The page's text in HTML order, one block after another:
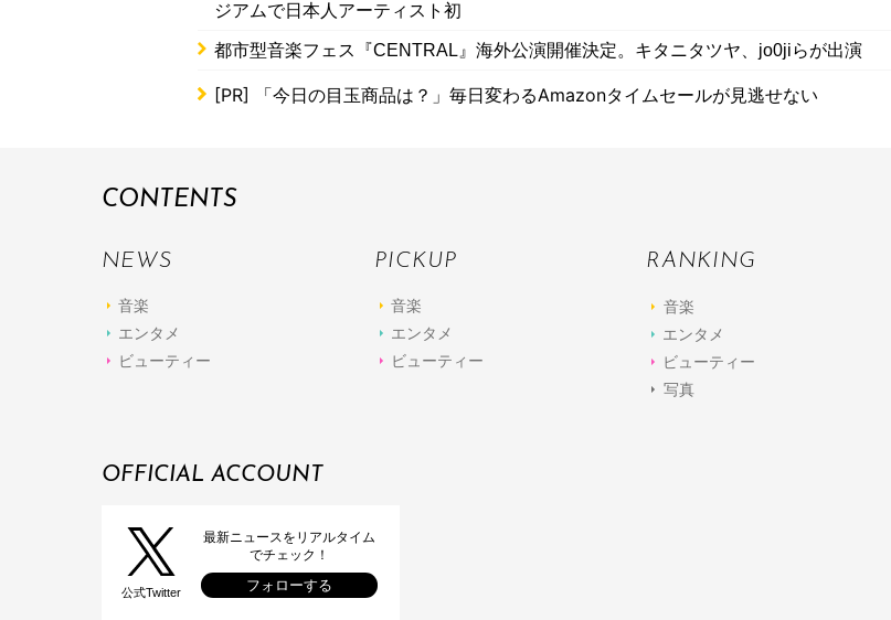
ジアムで日本人アーティスト初
都市型音楽フェス『CENTRAL』海外公演開催決定。キタニタツヤ、jo0jiらが出演
[PR] 「今日の目玉商品は？」毎日変わるAmazonタイムセールが見逃せない
CONTENTS
NEWS
音楽
エンタメ
ビューティー
PICKUP
音楽
エンタメ
ビューティー
RANKING
音楽
エンタメ
ビューティー
写真
OFFICIAL ACCOUNT
公式Twitter
最新ニュースをリアルタイム
でチェック！
フォローする